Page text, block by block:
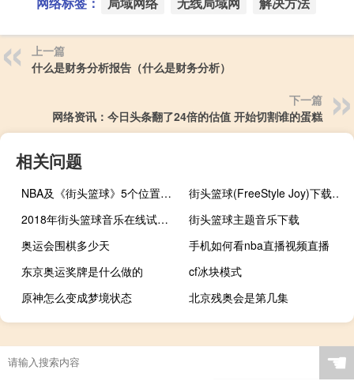
上一篇
什么是财务分析报告（什么是财务分析）
下一篇
网络资讯：今日头条翻了24倍的估值 开始切割谁的蛋糕
相关问题
NBA及《街头篮球》5个位置的详细介绍
街头篮球(FreeStyle Joy)下载(电脑、安卓和IOS所有版本)
2018年街头篮球音乐在线试听及下载
街头篮球主题音乐下载
奥运会围棋多少天
手机如何看nba直播视频直播
东京奥运奖牌是什么做的
cf冰块模式
原神怎么变成梦境状态
北京残奥会是第几集
篮球比赛几打几
方舟生存进化物品bug
世界杯特辑顾几全文在线观看
☚